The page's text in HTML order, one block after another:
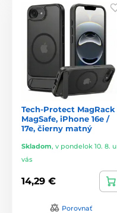
Tech-Protect MagRack
MagSafe, iPhone 16e /
17e, čierny matný
Skladom, v pondelok 10. 8. u
vás
14,29 €
Porovnať